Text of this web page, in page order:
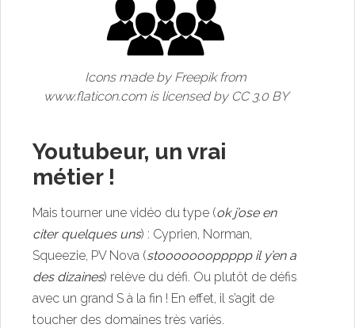
Icons made by Freepikfrom
www.flaticon.comis licensed by CC 3.0 BY
Youtubeur, un vrai
métier !
Mais tourner une vidéo du type (ok j’ose en
citer quelques uns) : Cyprien, Norman,
Squeezie, PV Nova (stoooooooppppp il y’en a
des dizaines) relève du défi. Ou plutôt de défis
avec un grand S à la fin ! En effet, il s’agit de
toucher des domaines très variés.